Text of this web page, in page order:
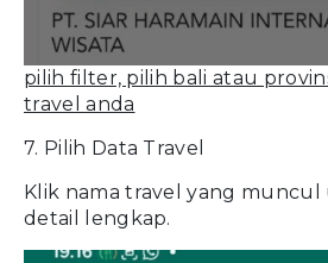
pilih filter, pilih bali atau
travel anda
7. Pilih Data Travel
Klik nama travel yang
detail lengkap.